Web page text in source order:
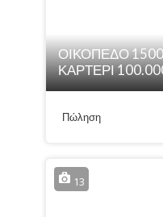
ΟΙΚΟΠΕΔΟ
ΚΑΡΤΕΡΙ
Πώληση
13